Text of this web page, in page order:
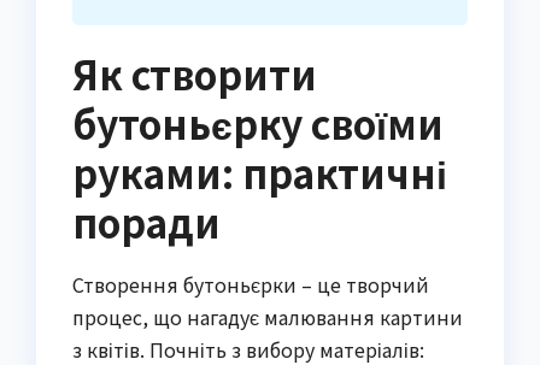
Як створити
бутоньєрку своїми
руками: практичні
поради
Створення бутоньєрки – це творчий
процес, що нагадує малювання картини
з квітів. Почніть з вибору матеріалів: